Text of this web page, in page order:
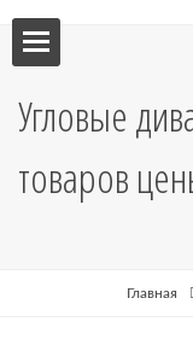
Угловые
товаров
Главная